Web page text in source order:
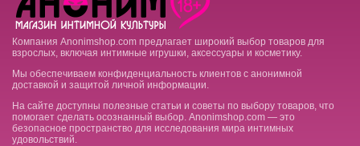
Компания Anonimshop.com предлагает широкий выбор товаров для
взрослых, включая интимные игрушки, аксессуары и косметику.
Мы обеспечиваем конфиденциальность клиентов с анонимной
доставкой и защитой личной информации.
На сайте доступны полезные статьи и советы по выбору товаров, что
помогает сделать осознанный выбор. Anonimshop.com — это
безопасное пространство для исследования мира интимных
удовольствий.